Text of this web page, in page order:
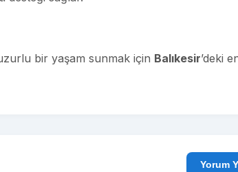
bir yaşam sunmak için Balıkesir’deki